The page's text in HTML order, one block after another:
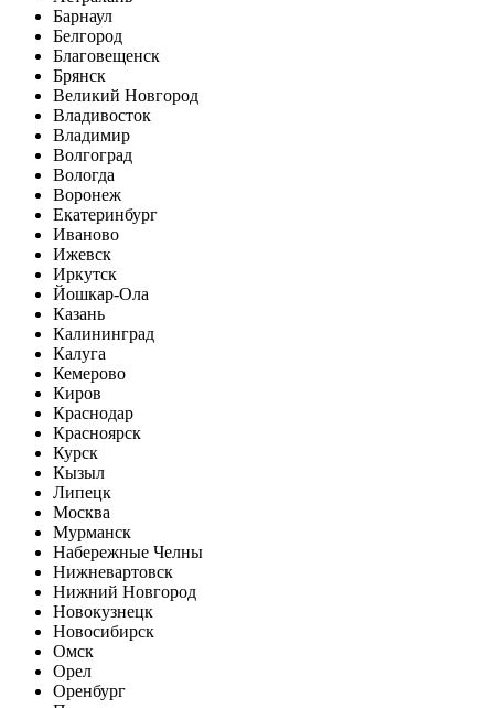
Барнаул
Белгород
Благовещенск
Брянск
Великий Новгород
Владивосток
Владимир
Волгоград
Вологда
Воронеж
Екатеринбург
Иваново
Ижевск
Иркутск
Йошкар-Ола
Казань
Калининград
Калуга
Кемерово
Киров
Краснодар
Красноярск
Курск
Кызыл
Липецк
Москва
Мурманск
Набережные Челны
Нижневартовск
Нижний Новгород
Новокузнецк
Новосибирск
Омск
Орел
Оренбург